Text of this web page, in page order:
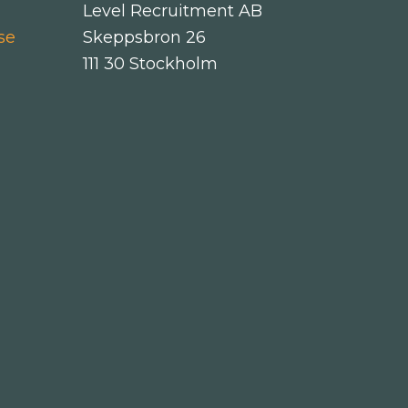
Level Recruitment AB
Skeppsbron 26
111 30 Stockholm